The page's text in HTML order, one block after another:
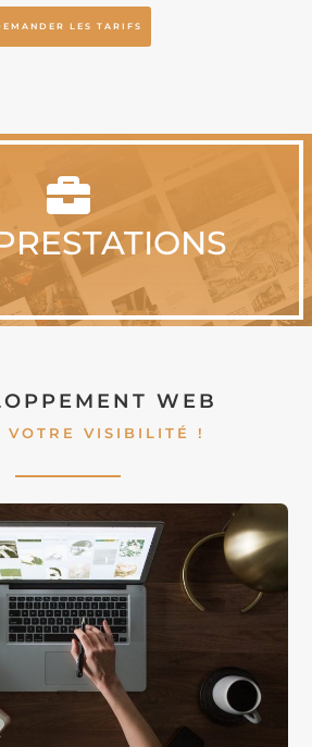
LES TARIFS

WEB
VOTRE VISIBILITÉ !